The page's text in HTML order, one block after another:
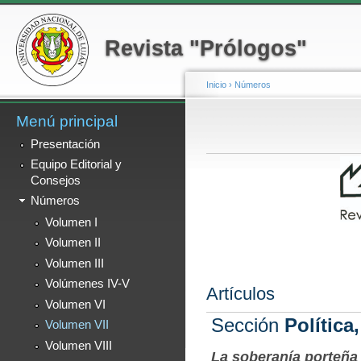
Revista "Prólogos"
Menú secundario
Menú principal
Presentación
Equipo Editorial y
Consejos
Números
Volumen I
Volumen II
Volumen III
Volúmenes IV-V
Volumen VI
Volumen VII
Volumen VIII
Inicio › Números
Artículos
Sección
La soberanía